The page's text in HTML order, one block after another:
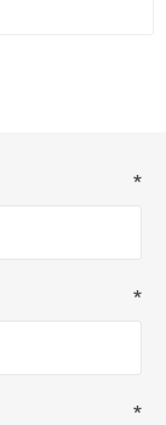
*
*
*